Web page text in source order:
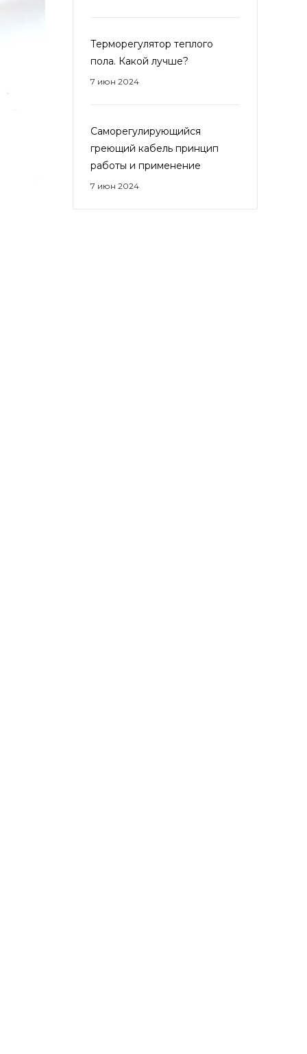
Терморегулятор теплого
пола. Какой лучше?
7 июн 2024
Саморегулирующийся
греющий кабель принцип
работы и применение
7 июн 2024